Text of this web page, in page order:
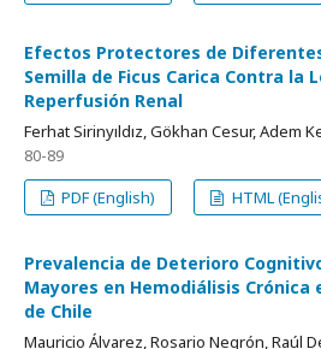
Efectos Protectores de
Semilla de Ficus Carica Contra la
Reperfusión Renal
Ferhat Sirinyıldız, Gökhan Cesur, Adem
80-89
PDF (English)
HTML
Prevalencia de Deterioro
Mayores en Hemodiálisis Crónica
de Chile
Mauricio Álvarez, Rosario Negrón, Raúl